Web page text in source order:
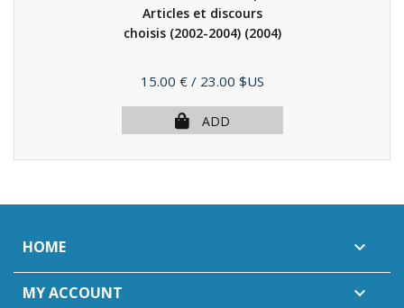
Articles et discours
choisis (2002-2004) (2004)
Price
15.00 € / 23.00 $US
ADD
HOME 
MY ACCOUNT 